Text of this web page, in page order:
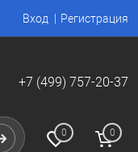
Вход Регистрация
+7 (499) 757-20-37
0 0